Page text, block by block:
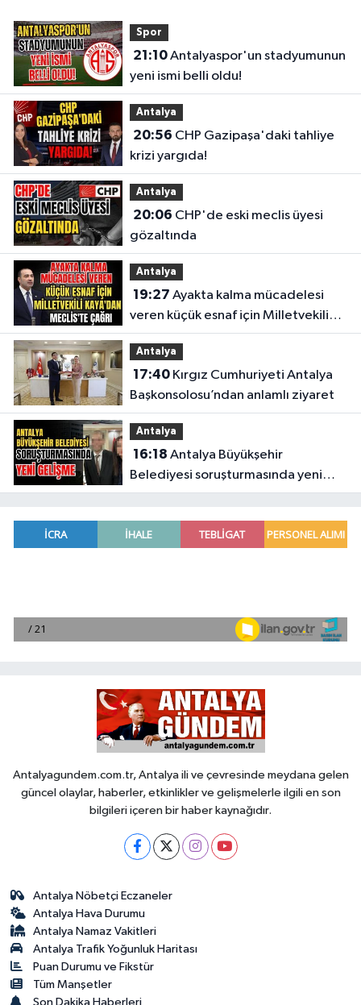
Spor
21:10Antalyaspor'un stadyumunun
yeni ismi belli oldu!
Antalya
20:56
krizi yargıda!
Antalya
20:06
gözaltında
Antalya
19:27
veren küçük esnaf için Milletvekili
Kaya'dan Meclis'te çağrı
Antalya
17:40Kırgız Cumhuriyeti Antalya
Başkonsolosu’ndan anlamlı ziyaret
Antalya
16:18
Belediyesi soruşturmasında yeni
gelişme
Antalyagundem.com.tr, Antalya ili ve çevresinde meydana gelen
güncel olaylar, haberler, etkinlikler ve gelişmelerle ilgili en son
bilgileri içeren bir haber kaynağıdır.
Antalya Nöbetçi Eczaneler
Antalya Hava Durumu
Antalya Namaz Vakitleri
Antalya Trafik Yoğunluk Haritası
Puan Durumu ve Fikstür
Tüm Manşetler
Son Dakika Haberleri